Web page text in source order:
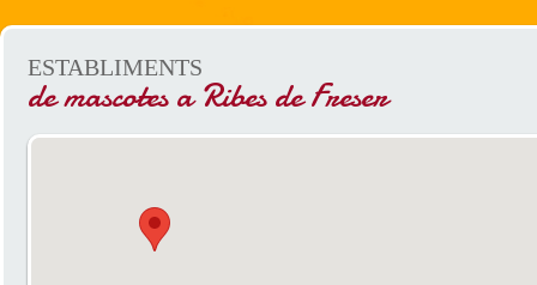
ESTABLIMENTS
de mascotes a Ribes de Freser